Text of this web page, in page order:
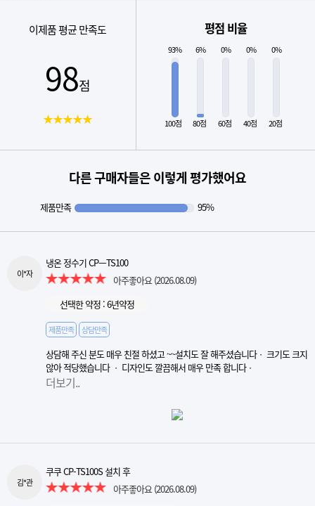
이제품 평균 만족도
98점
★★★★★
평점 비율
93%
100점
6%
80점
0%
60점
0%
40점
0%
20점
다른 구매자들은 이렇게 평가했어요
제품만족 95%
이*자
냉온 정수기 CPㅡTS100
아주좋아요 (2026.08.09)
선택한 약정 : 6년약정
제품만족 상담만족
상담해 주신 분도 매우 친절 하셨고 ~~설치도 잘 해주셨습니다ㆍ 크기도 크지
않아 적당했습니다 ㆍ 디자인도 깔끔해서 매우 만족 합니다ㆍ
더보기..
김*관
쿠쿠 CP-TS100S 설치 후
아주좋아요 (2026.08.09)